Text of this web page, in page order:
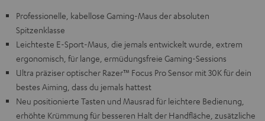
Professionelle, kabellose Gaming-Maus der absoluten
Spitzenklasse
Leichteste E-Sport-Maus, die jemals entwickelt wurde, extrem
ergonomisch, für lange, ermüdungsfreie Gaming-Sessions
Ultra präziser optischer Razer™ Focus Pro Sensor mit 30K für dein
bestes Aiming, dass du jemals hattest
Neu positionierte Tasten und Mausrad für leichtere Bedienung,
erhöhte Krümmung für besseren Halt der Handfläche, zusätzliche